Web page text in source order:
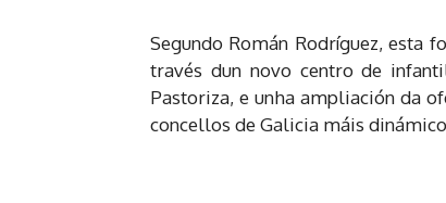
Segundo Román Rodríguez, esta
través dun novo centro de
Pastoriza, e unha ampliación da
concellos de Galicia máis